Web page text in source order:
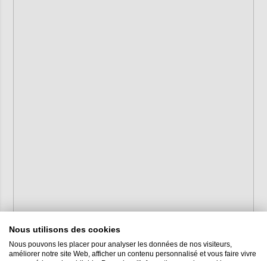
Nous utilisons des cookies
Nous pouvons les placer pour analyser les données de nos visiteurs,
améliorer notre site Web, afficher un contenu personnalisé et vous faire vivre